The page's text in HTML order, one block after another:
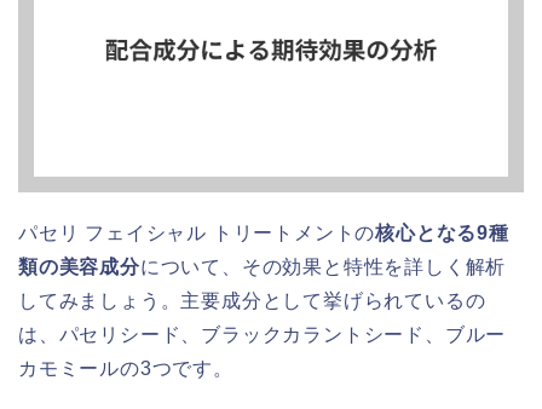
パセリ フェイシャル トリートメントの核心となる9種
類の美容成分について、その効果と特性を詳しく解析
してみましょう。主要成分として挙げられているの
は、パセリシード、ブラックカラントシード、ブルー
カモミールの3つです。